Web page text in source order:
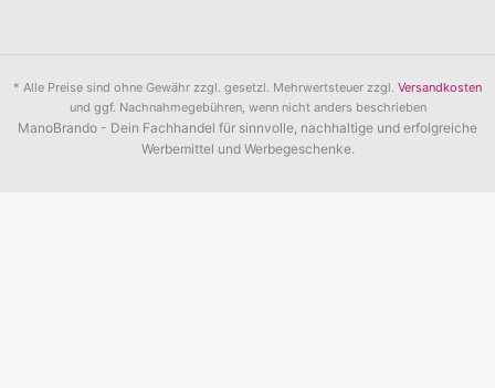
* Alle Preise sind ohne Gewähr zzgl. gesetzl. Mehrwertsteuer zzgl. Versandkosten
und ggf. Nachnahmegebühren, wenn nicht anders beschrieben
ManoBrando - Dein Fachhandel für sinnvolle, nachhaltige und erfolgreiche
Werbemittel und Werbegeschenke.